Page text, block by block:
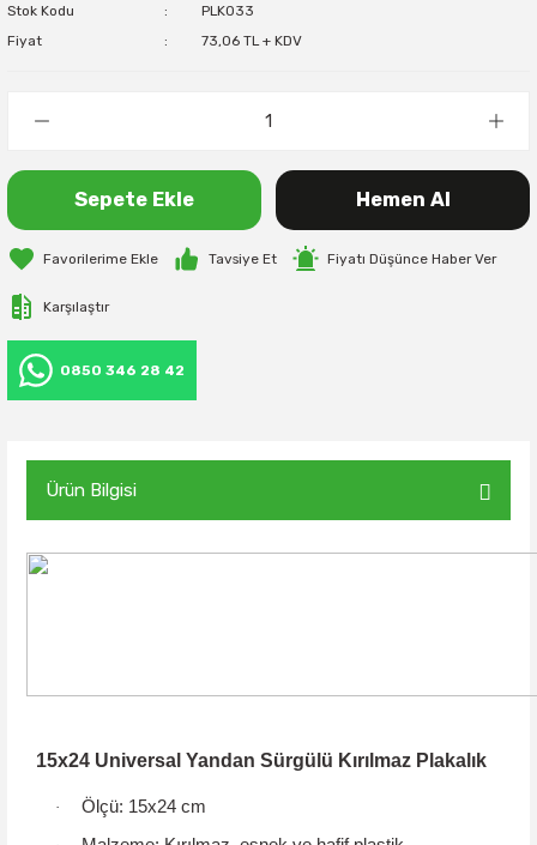
Stok Kodu
PLK033
Fiyat
73,06 TL + KDV
Sepete Ekle Hemen Al
Tavsiye Et Fiyatı Düşünce Haber Ver
Karşılaştır
0850 346 28 42
Ürün Bilgisi
15x24 Universal Yandan Sürgülü Kırılmaz Plakalık
· Ölçü: 15x24 cm